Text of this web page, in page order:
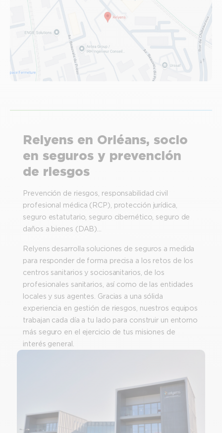
Relyens en Orléans, socio
en seguros y prevención
de riesgos
Prevención de riesgos, responsabilidad civil
profesional médica (RCP), protección jurídica,
seguro estatutario, seguro cibernético, seguro de
daños a bienes (DAB)…
Relyens desarrolla soluciones de seguros a medida
para responder de forma precisa a los retos de los
centros sanitarios y sociosanitarios, de los
profesionales sanitarios, así como de las entidades
locales y sus agentes. Gracias a una sólida
experiencia en gestión de riesgos, nuestros equipos
trabajan cada día a tu lado para construir un entorno
más seguro en el ejercicio de tus misiones de
interés general.